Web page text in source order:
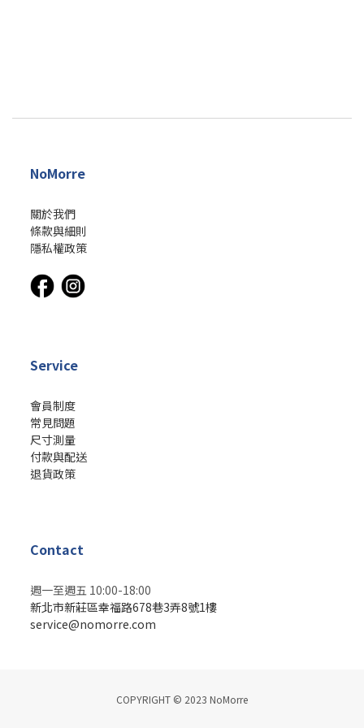
NoMorre
關於我們
條款與細則
隱私權政策
Service
會員制度
常見問題
尺寸測量
付款與配送
退貨政策
Contact
週一至週五 10:00-18:00
新北市新莊區幸福路678巷3弄8號1樓
service@nomorre.com
COPYRIGHT © 2023 NoMorre